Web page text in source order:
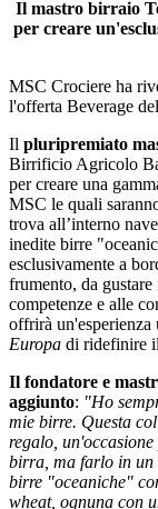
a bordo
che
A lui è stato
A Teo Musso è
birrificio sulla nuova
ufficialmente varata
“Masters of the
“Oceanic Brewery”,
Teo ha realizzato 3
desalinizzata. Una
prodotte tutto l’anno
spina nei bar della
che Teo racconta
creativo con le mie
stata un regalo,
per farlo nel modo
Crociere sono